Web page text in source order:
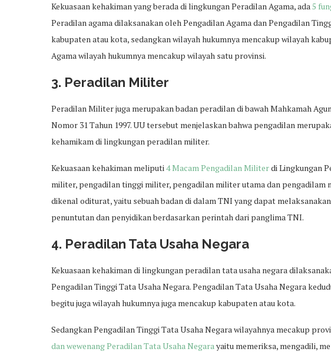
Kekuasaan kehakiman yang berada di lingkungan Peradilan Agama, ada5
Peradilan agama dilaksanakan oleh Pengadilan Agama dan Pengadilan
kabupaten atau kota, sedangkan wilayah hukumnya mencakup wilayah
Agama wilayah hukumnya mencakup wilayah satu provinsi.
3. Peradilan Militer
Peradilan Militer juga merupakan badan peradilan di bawah Mahkamah
Nomor 31 Tahun 1997. UU tersebut menjelaskan bahwa pengadilan
kehamikam di lingkungan peradilan militer.
Kekuasaan kehakiman meliputi4 Macam Pengadilan Militerdi Lingkungan
militer, pengadilan tinggi militer, pengadilan militer utama dan
dikenal oditurat, yaitu sebuah badan di dalam TNI yang dapat
penuntutan dan penyidikan berdasarkan perintah dari panglima TNI.
4. Peradilan Tata Usaha Negara
Kekuasaan kehakiman di lingkungan peradilan tata usaha negara
Pengadilan Tinggi Tata Usaha Negara. Pengadilan Tata Usaha Negara
begitu juga wilayah hukumnya juga mencakup kabupaten atau kota.
Sedangkan Pengadilan Tinggi Tata Usaha Negara wilayahnya mecakup
dan wewenang Peradilan Tata Usaha Negarayaitu memeriksa, mengadili,